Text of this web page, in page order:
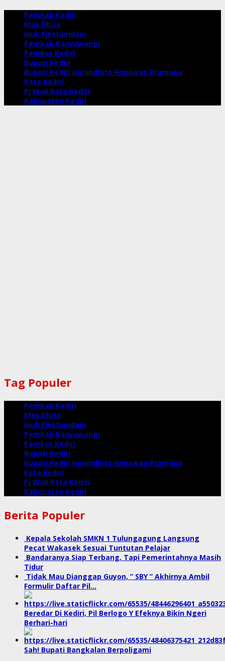
Pemkab Kediri
Mas Dhito
Ipuk Fiestiandani
Pemkab Banyuwangi
Pemkot Kediri
Bupati Kediri
Bupati Kediri Hanindhito Himawan Pramana
Kota Kediri
Pj Wali Kota Kediri
Kabupaten Kediri
Tag Populer
Pemkab Kediri
Mas Dhito
Ipuk Fiestiandani
Pemkab Banyuwangi
Pemkot Kediri
Bupati Kediri
Bupati Kediri Hanindhito Himawan Pramana
Kota Kediri
Pj Wali Kota Kediri
Kabupaten Kediri
Berita Populer
Kepala Sekolah SMKN 1 Tulungagung Langsung
Pecat Wakasek Sesuai Tuntutan Pelajar
Bandaranya Siap Terbang, Tapi Pemerintahnya Masih
Tidur
Tidak Mau Dianggap Guyon, ” SBY ” Akhirnya Ambil
Formulir Daftar Pil…
Beredar Di Kediri, Pil Berlogo Y Efeknya Bikin Ngeri
Berhari-hari
Sah! Bupati Bangkalan Berpoligami